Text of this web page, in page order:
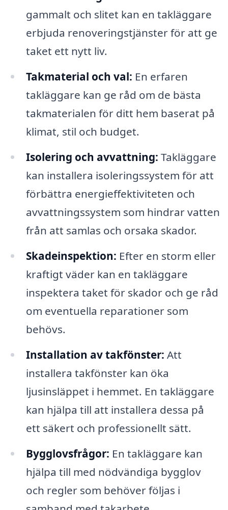
gammalt och slitet kan en takläggare
erbjuda renoveringstjänster för att ge
taket ett nytt liv.
Takmaterial och val: En erfaren
takläggare kan ge råd om de bästa
takmaterialen för ditt hem baserat på
klimat, stil och budget.
Isolering och avvattning: Takläggare
kan installera isoleringssystem för att
förbättra energieffektiviteten och
avvattningssystem som hindrar vatten
från att samlas och orsaka skador.
Skadeinspektion: Efter en storm eller
kraftigt väder kan en takläggare
inspektera taket för skador och ge råd
om eventuella reparationer som
behövs.
Installation av takfönster: Att
installera takfönster kan öka
ljusinsläppet i hemmet. En takläggare
kan hjälpa till att installera dessa på
ett säkert och professionellt sätt.
Bygglovsfrågor: En takläggare kan
hjälpa till med nödvändiga bygglov
och regler som behöver följas i